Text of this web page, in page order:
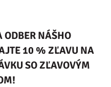
ODBER NÁŠHO
10 % ZĽAVU NA
SO ZĽAVOVÝM